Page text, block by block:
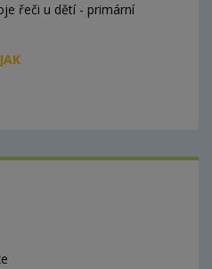
řeči u dětí - primární